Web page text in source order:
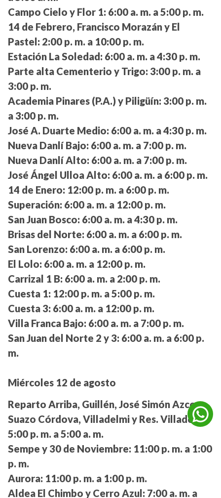
Campo Cielo y Flor 1: 6:00 a. m. a 5:00 p. m.
14 de Febrero, Francisco Morazán y El
Pastel: 2:00 p. m. a 10:00 p. m.
Estación La Soledad: 6:00 a. m. a 4:30 p. m.
Parte alta Cementerio y Trigo: 3:00 p. m. a
3:00 p. m.
Academia Pinares (P.A.) y Piligüín: 3:00 p. m.
a 3:00 p. m.
José A. Duarte Medio: 6:00 a. m. a 4:30 p. m.
Nueva Danlí Bajo: 6:00 a. m. a 7:00 p. m.
Nueva Danlí Alto: 6:00 a. m. a 7:00 p. m.
José Ángel Ulloa Alto: 6:00 a. m. a 6:00 p. m.
14 de Enero: 12:00 p. m. a 6:00 p. m.
Superación: 6:00 a. m. a 12:00 p. m.
San Juan Bosco: 6:00 a. m. a 4:30 p. m.
Brisas del Norte: 6:00 a. m. a 6:00 p. m.
San Lorenzo: 6:00 a. m. a 6:00 p. m.
El Lolo: 6:00 a. m. a 12:00 p. m.
Carrizal 1 B: 6:00 a. m. a 2:00 p. m.
Cuesta 1: 12:00 p. m. a 5:00 p. m.
Cuesta 3: 6:00 a. m. a 12:00 p. m.
Villa Franca Bajo: 6:00 a. m. a 7:00 p. m.
San Juan del Norte 2 y 3: 6:00 a. m. a 6:00 p.
m.
Miércoles 12 de agosto
Reparto Arriba, Guillén, José Simón Azcona,
Suazo Córdova, Villadelmi y Res. Villadelmi:
5:00 p. m. a 5:00 a. m.
Sempe y 30 de Noviembre: 11:00 p. m. a 1:00
p. m.
Aurora: 11:00 p. m. a 1:00 p. m.
Aldea El Chimbo y Cerro Azul: 7:00 a. m. a